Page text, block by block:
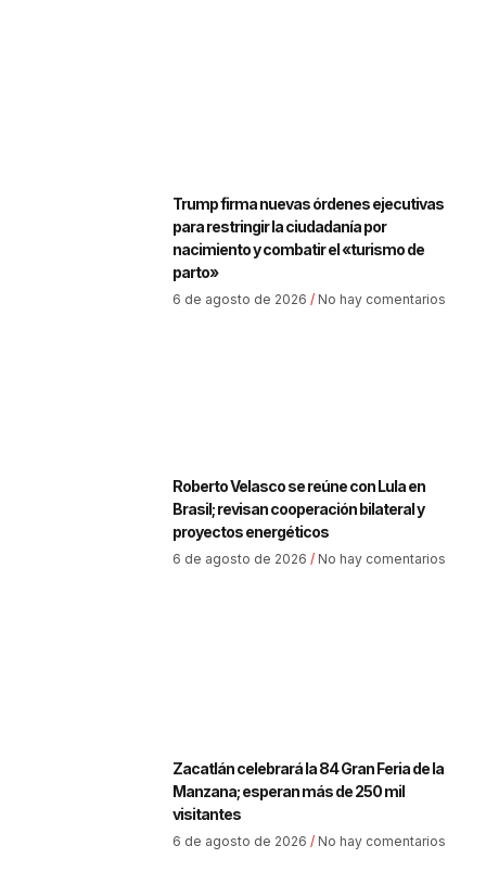
Trump firma nuevas órdenes ejecutivas
para restringir la ciudadanía por
nacimiento y combatir el «turismo de
parto»
6 de agosto de 2026 No hay comentarios
Roberto Velasco se reúne con Lula en
Brasil; revisan cooperación bilateral y
proyectos energéticos
6 de agosto de 2026 No hay comentarios
Zacatlán celebrará la 84 Gran Feria de la
Manzana; esperan más de 250 mil
visitantes
6 de agosto de 2026 No hay comentarios